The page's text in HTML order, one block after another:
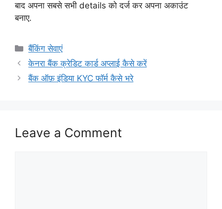
बाद अपना सबसे सभी details को दर्ज कर अपना अकाउंट
बनाए.
Categories
बैंकिंग सेवाएं
केनरा बैंक क्रेडिट कार्ड अप्लाई कैसे करें
बैंक ऑफ़ इंडिया KYC फॉर्म कैसे भरे
Leave a Comment